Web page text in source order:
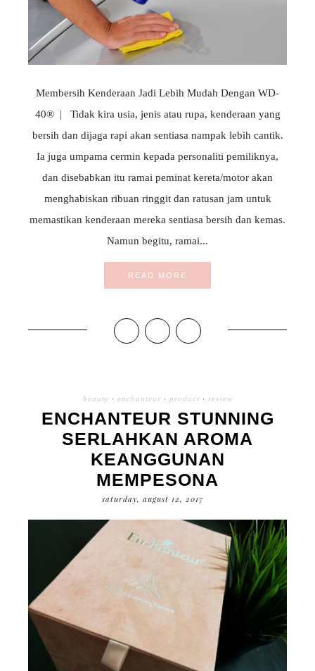
Membersih Kenderaan Jadi Lebih Mudah Dengan WD-
40® | Tidak kira usia, jenis atau rupa, kenderaan yang
bersih dan dijaga rapi akan sentiasa nampak lebih cantik.
Ia juga umpama cermin kepada personaliti pemiliknya,
dan disebabkan itu ramai peminat kereta/motor akan
menghabiskan ribuan ringgit dan ratusan jam untuk
memastikan kenderaan mereka sentiasa bersih dan kemas.
Namun begitu, ramai...
READ MORE
beauty · enchanteur · product · review
ENCHANTEUR STUNNING
SERLAHKAN AROMA
KEANGGUNAN
MEMPESONA
saturday, august 12, 2017